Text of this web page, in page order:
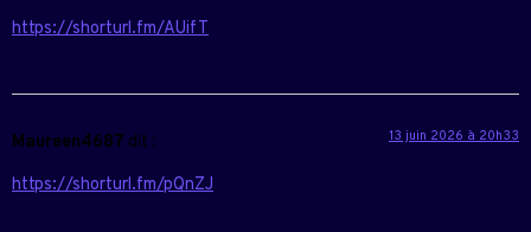
https://shorturl.fm/AUifT
Maureen4687 dit : 13 juin 2026 à 20h33
https://shorturl.fm/pQnZJ